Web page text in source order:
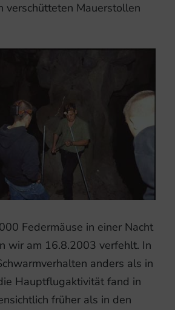
verschütteten Mauerstollen
Federmäuse in einer Nacht
wir am 16.8.2003 verfehlt. In
anders als in
Hauptflugaktivität fand in
früher als in den